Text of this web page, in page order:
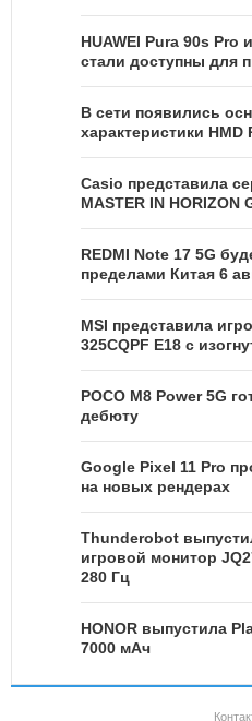
HUAWEI Pura 90s Pro
стали доступны для
В сети появились
характеристики
Casio представила
MASTER IN HORIZON
REDMI Note 17 5G
пределами Китая 6
MSI представила
325CQPF E18 с
POCO M8 Power 5G
дебюту
Google Pixel 11 Pro
на новых рендерах
Thunderobot
игровой монитор
280 Гц
HONOR выпустила
7000 мАч